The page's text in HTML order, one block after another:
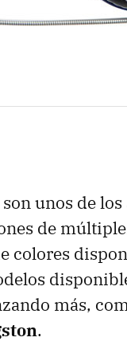
son unos de
de
colores
más,
.